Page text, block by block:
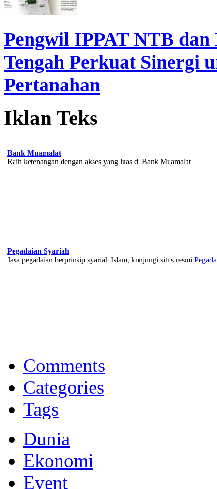
Pengwil IPPAT NTB
Tengah Perkuat Sinergi
Pertanahan
Iklan Teks
Bank Muamalat
Raih ketenangan dengan akses yang luas di Bank Muamalat
Pegadaian Syariah
Jasa pegadaian berprinsip syariah Islam, kunjungi situs resmi
Memberikan yang terbaik sesuai kaidah Islam, kunjungi situs resmi
Comments
Categories
Tags
Dunia
Ekonomi
Event